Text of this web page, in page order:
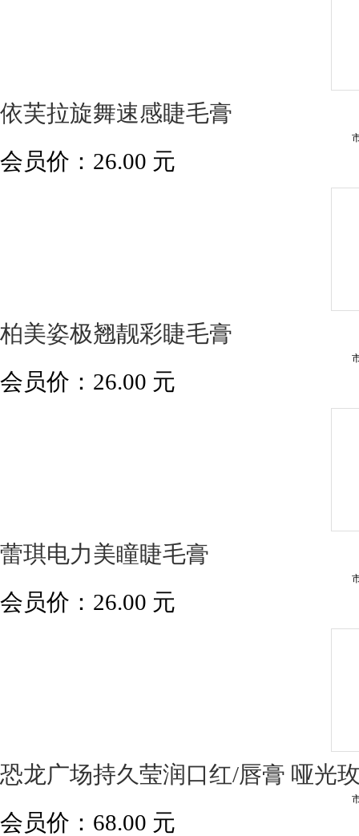
依芙拉旋舞速感睫毛膏
会员价： 26.00 元
柏美姿极翘靓彩睫毛膏
会员价： 26.00 元
蕾琪电力美瞳睫毛膏
会员价： 26.00 元
恐龙广场持久莹润口红/唇膏 哑光
会员价： 68.00 元